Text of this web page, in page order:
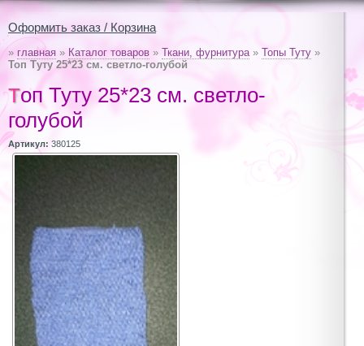
Оформить заказ / Корзина
» главная » Каталог товаров » Ткани, фурнитура» Топы Туту »
Топ Туту 25*23 см. светло-голубой
Топ Туту 25*23 см. светло-
голубой
Артикул: 380125